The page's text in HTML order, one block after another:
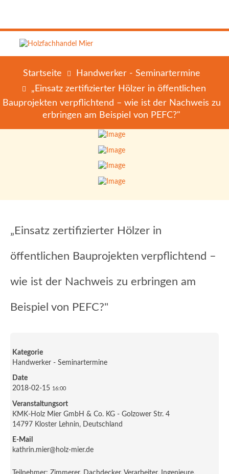
Startseite
Handwerker - Seminartermine
„Einsatz zertifizierter Hölzer in öffentlichen
Bauprojekten verpflichtend – wie ist der Nachweis zu
erbringen am Beispiel von PEFC?"
„Einsatz zertifizierter Hölzer in
öffentlichen Bauprojekten verpflichtend –
wie ist der Nachweis zu erbringen am
Beispiel von PEFC?"
Kategorie
Handwerker - Seminartermine
Date
2018-02-15 16:00
Veranstaltungsort
KMK-Holz Mier GmbH & Co. KG - Golzower Str. 4
14797 Kloster Lehnin, Deutschland
E-Mail
kathrin.mier@holz-mier.de